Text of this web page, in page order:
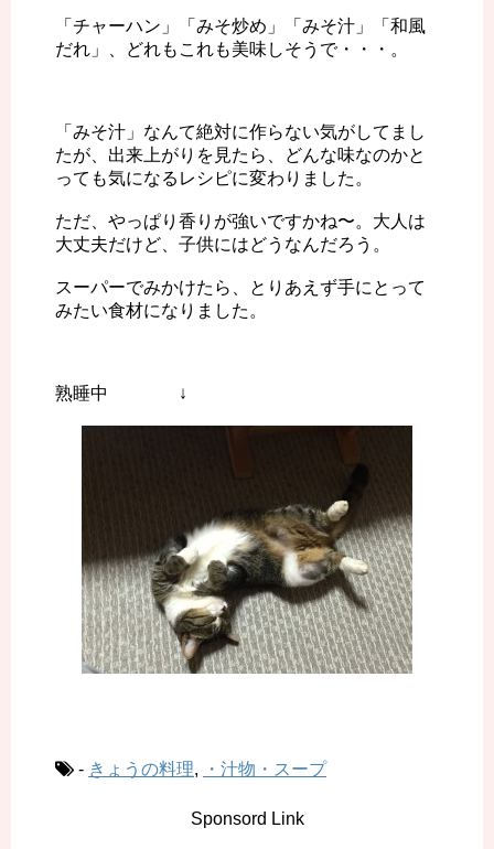
「チャーハン」「みそ炒め」「みそ汁」「和風
だれ」、どれもこれも美味しそうで・・・。
「みそ汁」なんて絶対に作らない気がしてまし
たが、出来上がりを見たら、どんな味なのかと
っても気になるレシピに変わりました。
ただ、やっぱり香りが強いですかね〜。大人は
大丈夫だけど、子供にはどうなんだろう。
スーパーでみかけたら、とりあえず手にとって
みたい食材になりました。
熟睡中 ↓
- きょうの料理, ・汁物・スープ
Sponsord Link